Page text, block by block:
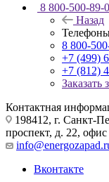
8 800-500-89-
Назад
8 800-
+7 (499)
+7 (812)
Заказать
Контактная
198412, г. Санкт-
проспект, д. 22, офис
Вконтакте